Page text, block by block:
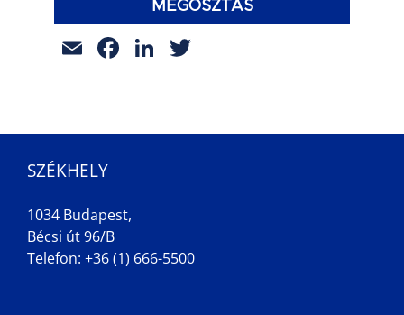
MEGOSZTÁS
EmailFacebook
LinkedIn
SZÉKHELY
1034 Budapest,
Bécsi út 96/B
Telefon: +36 (1) 666-5500